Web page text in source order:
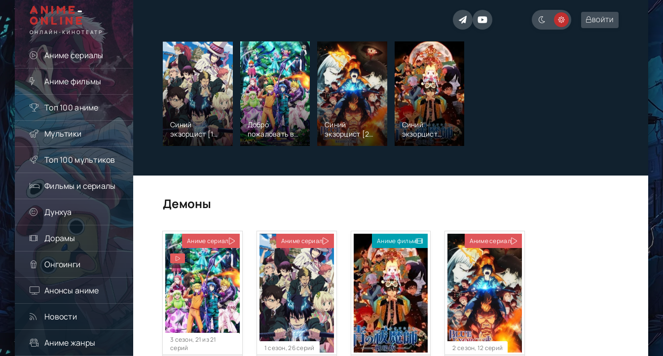
ANIME-
ONLINE
ОНЛАЙН-КИНОТЕАТР
ВОЙТИ
Аниме сериалы
Аниме фильмы
Топ 100 аниме
Мультики
Топ 100 мультиков
Фильмы и сериалы
Дунхуа
Дорамы
Онгоинги
Анонсы аниме
Новости
Аниме жанры
Синий
экзорцист [1
сезон]
Добро
пожаловать в
ад, Ирума
Синий
экзорцист [2
сезон]
Синий
экзорцист
(фильм) [2012]
Демоны
Аниме сериал
3 сезон, 21 из 21
серий
Аниме сериал
1 сезон, 26 серий
Аниме фильм Аниме сериал
2 сезон, 12 серий